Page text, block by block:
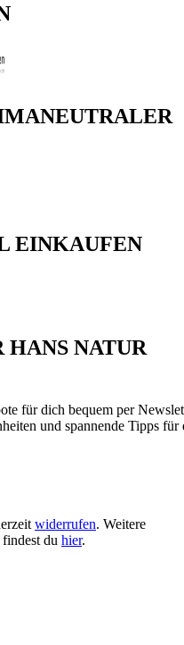
EINKAUFEN
NATUR
für dich bequem per
und spannende Tipps für
widerrufen. Weitere
du hier.